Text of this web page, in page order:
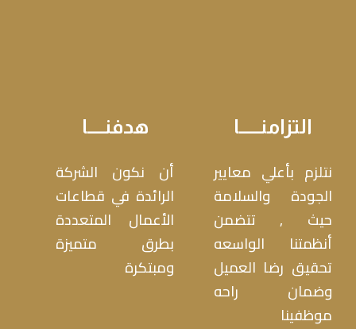
التزامنـــــا
نتلزم بأعلي معايير
الجودة والسلامة
حيث , تتضمن
أنظمتنا الواسعه
تحقيق رضا العميل
وضمان راحه
موظفينا
هدفنــــا
أن نكون الشركة
الرائدة في قطاعات
الأعمال المتعددة
بطرق متميزة
ومبتكرة